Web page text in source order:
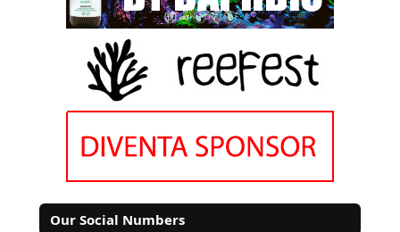
Our Social Numbers